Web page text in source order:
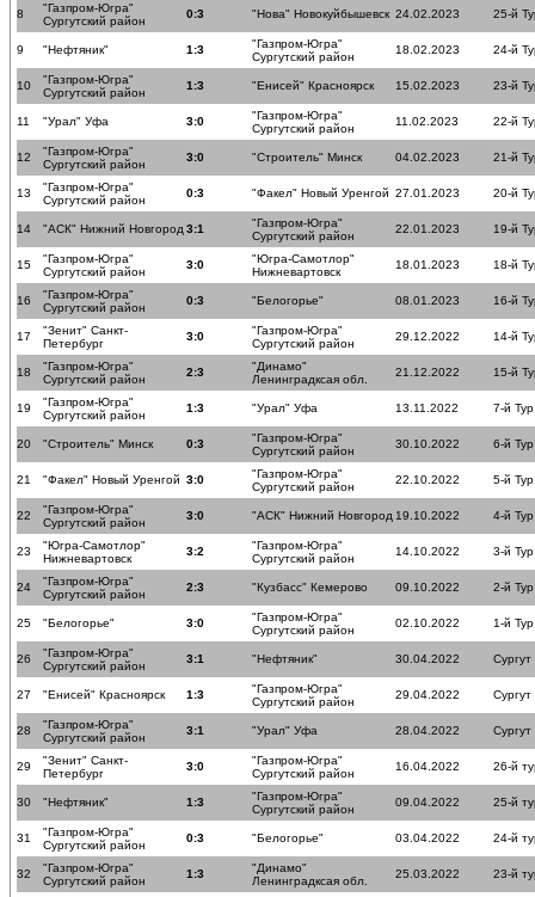
8
"Газпром-Югра"
Сургутский район
0:3 "Нова" Новокуйбышевск 24.02.2023 25-й
9 "Нефтяник" 1:3
"Газпром-Югра"
Сургутский район
18.02.2023 24-й
10
"Газпром-Югра"
Сургутский район
1:3 "Енисей" Красноярск 15.02.2023 23-й
11 "Урал" Уфа 3:0
"Газпром-Югра"
Сургутский район
11.02.2023 22-й
12
"Газпром-Югра"
Сургутский район
3:0 "Строитель" Минск 04.02.2023 21-й
13
"Газпром-Югра"
Сургутский район
0:3 "Факел" Новый Уренгой 27.01.2023 20-й
14 "АСК" Нижний Новгород 3:1
"Газпром-Югра"
Сургутский район
22.01.2023 19-й
15
"Газпром-Югра"
Сургутский район
3:0
"Югра-Самотлор"
Нижневартовск
18.01.2023 18-й
16
"Газпром-Югра"
Сургутский район
0:3 "Белогорье" 08.01.2023 16-й
17
"Зенит" Санкт-
Петербург
3:0
"Газпром-Югра"
Сургутский район
29.12.2022 14-й
18
"Газпром-Югра"
Сургутский район
2:3
"Динамо"
Ленинградксая обл.
21.12.2022 15-й
19
"Газпром-Югра"
Сургутский район
1:3 "Урал" Уфа 13.11.2022 7-й Тур
20 "Строитель" Минск 0:3
"Газпром-Югра"
Сургутский район
30.10.2022 6-й Тур
21 "Факел" Новый Уренгой 3:0
"Газпром-Югра"
Сургутский район
22.10.2022 5-й Тур
22
"Газпром-Югра"
Сургутский район
3:0 "АСК" Нижний Новгород 19.10.2022 4-й Тур
23
"Югра-Самотлор"
Нижневартовск
3:2
"Газпром-Югра"
Сургутский район
14.10.2022 3-й Тур
24
"Газпром-Югра"
Сургутский район
2:3 "Кузбасс" Кемерово 09.10.2022 2-й Тур
25 "Белогорье" 3:0
"Газпром-Югра"
Сургутский район
02.10.2022 1-й Тур
26
"Газпром-Югра"
Сургутский район
3:1 "Нефтяник" 30.04.2022 Сургут
27 "Енисей" Красноярск 1:3
"Газпром-Югра"
Сургутский район
29.04.2022 Сургут
28
"Газпром-Югра"
Сургутский район
3:1 "Урал" Уфа 28.04.2022 Сургут
29
"Зенит" Санкт-
Петербург
3:0
"Газпром-Югра"
Сургутский район
16.04.2022 26-й
30 "Нефтяник" 1:3
"Газпром-Югра"
Сургутский район
09.04.2022 25-й
31
"Газпром-Югра"
Сургутский район
0:3 "Белогорье" 03.04.2022 24-й
32
"Газпром-Югра"
Сургутский район
1:3
"Динамо"
Ленинградксая обл.
25.03.2022 23-й